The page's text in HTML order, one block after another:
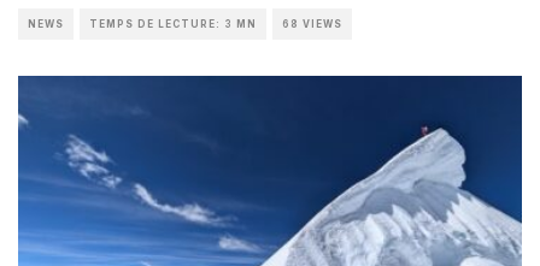
NEWS TEMPS DE LECTURE: 3 MN 68 VIEWS